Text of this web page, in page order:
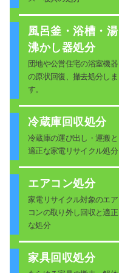
風呂釜・浴槽・湯
沸かし器処分
団地や公営住宅の浴室機器
の原状回復、撤去処分しま
す。
冷蔵庫回収処分
冷蔵庫の運び出し・運搬と
適正な家電リサイクル処分
エアコン処分
家電リサイクル対象のエア
コンの取り外し回収と適正
な処分
家具回収処分